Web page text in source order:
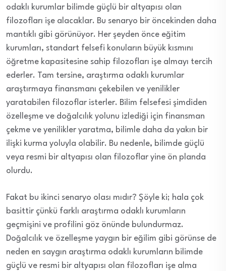
odaklı kurumlar bilimde güçlü bir altyapısı olan
filozofları işe alacaklar. Bu senaryo bir öncekinden daha
mantıklı gibi görünüyor. Her şeyden önce eğitim
kurumları, standart felsefi konuların büyük kısmını
öğretme kapasitesine sahip filozofları işe almayı tercih
ederler. Tam tersine, araştırma odaklı kurumlar
araştırmaya finansmanı çekebilen ve yenilikler
yaratabilen filozoflar isterler. Bilim felsefesi şimdiden
özelleşme ve doğalcılık yolunu izlediği için finansman
çekme ve yenilikler yaratma, bilimle daha da yakın bir
ilişki kurma yoluyla olabilir. Bu nedenle, bilimde güçlü
veya resmi bir altyapısı olan filozoflar yine ön planda
olurdu.
Fakat bu ikinci senaryo olası mıdır? Şöyle ki; hala çok
basittir çünkü farklı araştırma odaklı kurumların
geçmişini ve profilini göz önünde bulundurmaz.
Doğalcılık ve özelleşme yaygın bir eğilim gibi görünse de
neden en saygın araştırma odaklı kurumların bilimde
güçlü ve resmi bir altyapısı olan filozofları işe alma